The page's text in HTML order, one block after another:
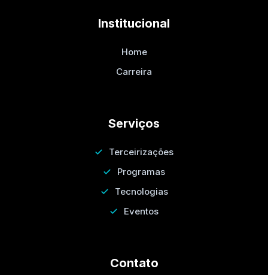
Institucional
Home
Carreira
Serviços
Terceirizações
Programas
Tecnologias
Eventos
Contato